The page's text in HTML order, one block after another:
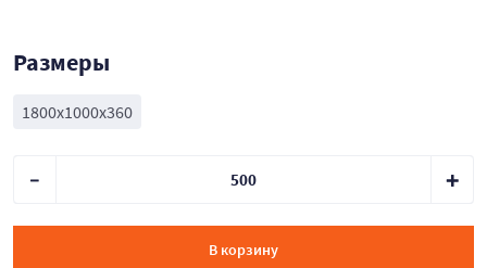
Размеры
1800x1000x360
В корзину